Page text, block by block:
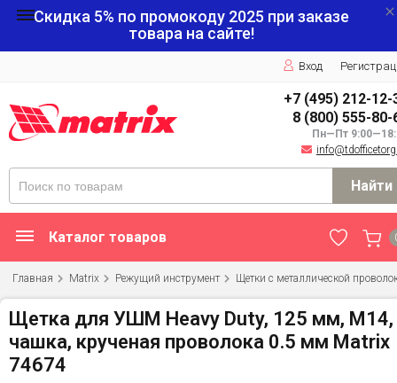
Скидка 5% по промокоду 2025 при заказе
товара на сайте!
Вход
+7 (495) 212-12-
8 (800) 555-80-
Пн—Пт
Найти
Каталог товаров
Главная Matrix Режущий инструмент Щетки с металлической
Щетка для УШМ Heavy Duty, 125 мм, М14,
чашка, крученая проволока 0.5 мм Matrix
74674